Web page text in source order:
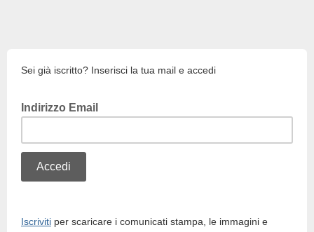
Sei già iscritto? Inserisci la tua mail e accedi
Indirizzo Email
Iscriviti per scaricare i comunicati stampa, le immagini e